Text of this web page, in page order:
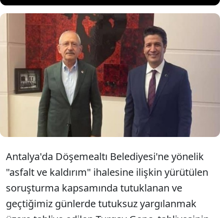
Antalya'da "asfalt ve kaldırım" ihalesine
ilişkin soruşturmada tutuklanan eski
Döşemealtı Belediye Başkanı Turgay Genç'in
tahliye sonrası ilk mesajı, Kılıçdaroğlu'na
destek oldu.
Antalya'da Döşemealtı Belediyesi'ne yönelik
"asfalt ve kaldırım" ihalesine ilişkin yürütülen
soruşturma kapsamında tutuklanan ve
geçtiğimiz günlerde tutuksuz yargılanmak